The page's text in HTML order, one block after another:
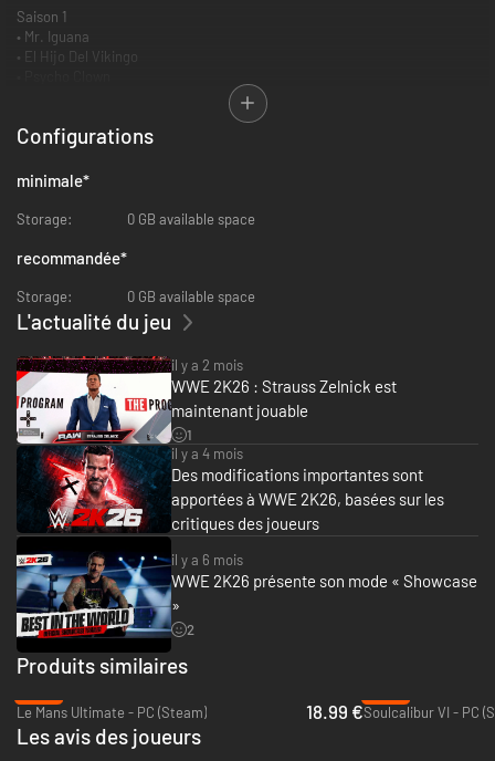
Saison 1
• Mr. Iguana
• El Hijo Del Vikingo
Saison 2
• Smash
• Kelly Kelly
Saison 3
• Torrie Wilson
• Brian Pillman
• La Parka
Saison 4
• Jeff Hardy
• Matt Hardy
• Jelly Roll
• Lady Shani
Saison 5
• Danhausen
• Bam Bam Bigelow
• Brie Bella
• Pagano
Saison 6
• Earthquake
• Typhoon
• Royce Keys
Certaines fonctionnalités du jeu, notamment le multijoueur en ligne, la
Configurations
minimale*
Storage: 0 GB available space
recommandée*
Storage: 0 GB available space
L'actualité du jeu
il y a 2 mois
WWE 2K26 : Strauss Zelnick est
maintenant jouable
1
il y a 4 mois
Des modifications importantes sont
apportées à WWE 2K26, basées sur les
critiques des joueurs
il y a 6 mois
WWE 2K26 présente son mode « Showcase
»
2
Produits similaires
Le Mans Ultimate - PC (Steam)
18.99 €Soulcalibur VI - PC
Les avis des joueurs